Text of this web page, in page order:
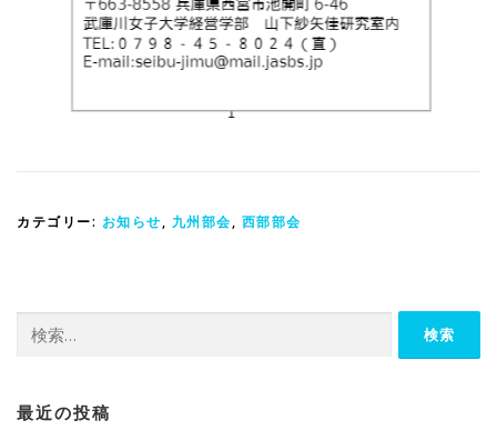
カテゴリー: お知らせ, 九州部会, 西部部会
索:
最近の投稿